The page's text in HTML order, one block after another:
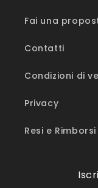
Fai una
Contatti
Condizioni di
Privacy
Resi e Rimborsi